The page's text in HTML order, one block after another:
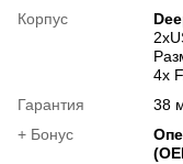
Корпус
4x
Гарантия
38
+ Бонус